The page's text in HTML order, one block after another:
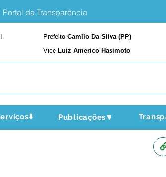
Portal da Transparência
Prefeito Camilo Da Silva (PP)
Vice Luiz Americo Hasimoto
Publicações🔽